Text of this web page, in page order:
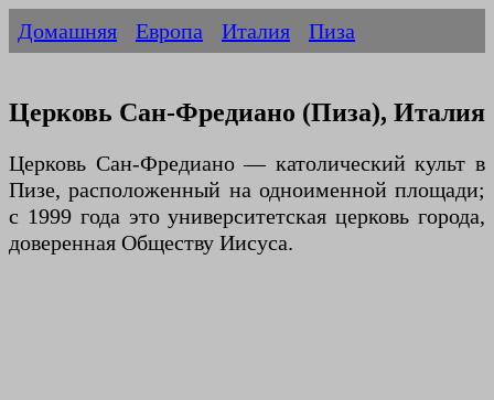
Домашняя Европа Италия Пиза
Церковь Сан-Фредиано (Пиза), Италия
Церковь Сан-Фредиано — католический культ в
Пизе, расположенный на одноименной площади;
с 1999 года это университетская церковь города,
доверенная Обществу Иисуса.